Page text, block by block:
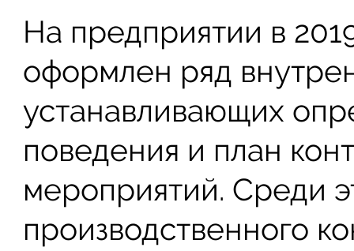
На предприятии в
оформлен ряд
устанавливающих
поведения и план
мероприятий. Среди
производственного